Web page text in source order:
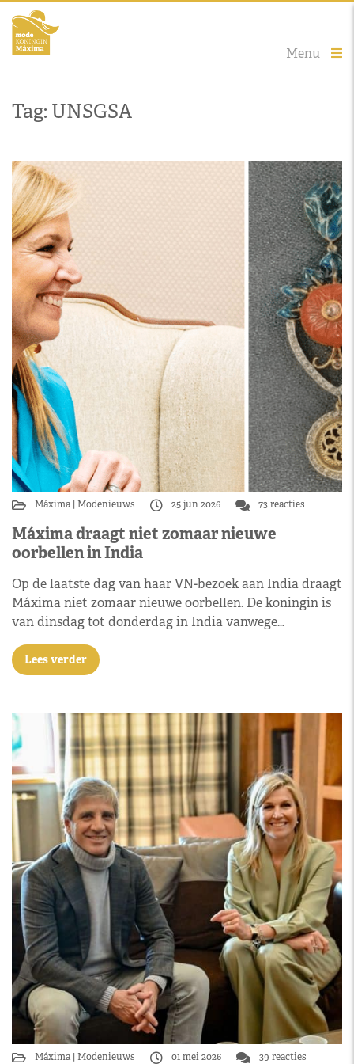
Menu
Tag: UNSGSA
Máxima Modenieuws 25 jun 2026 73 reacties
Máxima draagt niet zomaar nieuwe
oorbellen in India
Op de laatste dag van haar VN-bezoek aan India draagt
Máxima niet zomaar nieuwe oorbellen. De koningin is
van dinsdag tot donderdag in India vanwege…
Lees verder
Máxima Modenieuws 01 mei 2026 39 reacties